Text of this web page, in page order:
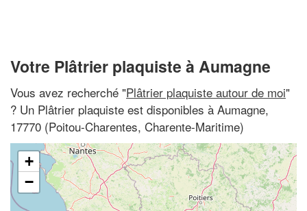
Votre Plâtrier plaquiste à Aumagne
Vous avez recherché "Plâtrier plaquiste autour de moi"
? Un Plâtrier plaquiste est disponibles à Aumagne,
17770 (Poitou-Charentes, Charente-Maritime)
+
−